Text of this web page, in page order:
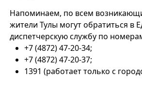
Напоминаем, по всем
жители Тулы могут обратиться в
диспетчерскую службу по
+7 (4872) 47-20-34;
+7 (4872) 47-20-37;
1391 (работает только с